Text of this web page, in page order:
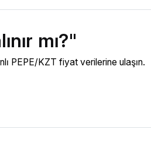
mı?"
PEPE/KZT fiyat verilerine ulaşın.